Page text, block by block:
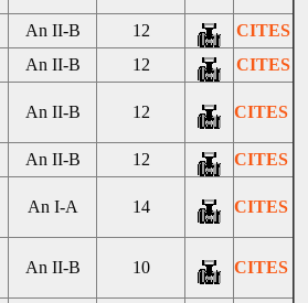
An II-B 12
CITES
An II-B
12 CITES
An II-B 12 CITES
An II-B 12 CITES
An I-A 14 CITES
An II-B 10 CITES